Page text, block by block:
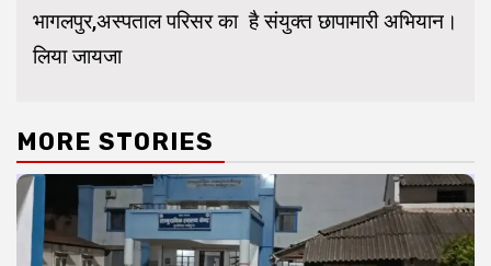
भागलपुर,अस्पताल परिसर का
लिया जायजा
है संयुक्त छापामारी अभियान।
MORE STORIES